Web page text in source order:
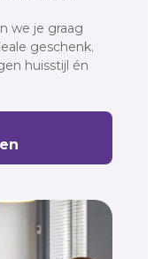
we je graag
geschenk.
huisstijl én